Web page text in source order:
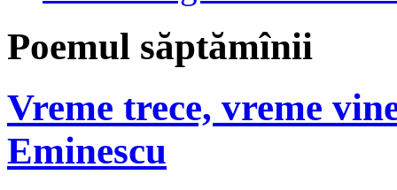
Poemul săptămînii
Vreme trece, vreme
Eminescu